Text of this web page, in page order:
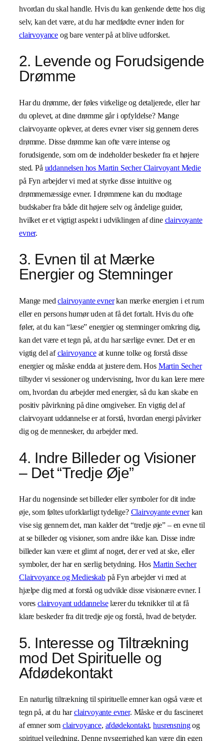
hvordan du skal handle. Hvis du kan genkende dette hos dig
selv, kan det være, at du har medfødte evner inden for
clairvoyance og bare venter på at blive udforsket.
2. Levende og Forudsigende
Drømme
Har du drømme, der føles virkelige og detaljerede, eller har
du oplevet, at dine drømme går i opfyldelse? Mange
clairvoyante oplever, at deres evner viser sig gennem deres
drømme. Disse drømme kan ofte være intense og
forudsigende, som om de indeholder beskeder fra et højere
sted. På uddannelsen hos Martin Secher Clairvoyant Medie
på Fyn arbejder vi med at styrke disse intuitive og
drømmemæssige evner. I drømmene kan du modtage
budskaber fra både dit højere selv og åndelige guider,
hvilket er et vigtigt aspekt i udviklingen af dine clairvoyante
evner.
3. Evnen til at Mærke
Energier og Stemninger
Mange medclairvoyante evnerkan mærke energien i et rum
eller en persons humør uden at få det fortalt. Hvis du ofte
føler, at du kan “læse” energier og stemninger omkring dig,
kan det være et tegn på, at du har særlige evner. Det er en
vigtig del afclairvoyanceat kunne tolke og forstå disse
energier og måske endda at justere dem. Hos Martin Secher
tilbyder vi sessioner og undervisning, hvor du kan lære mere
om, hvordan du arbejder med energier, så du kan skabe en
positiv påvirkning på dine omgivelser. En vigtig del af
clairvoyant uddannelse er at forstå, hvordan energi påvirker
dig og de mennesker, du arbejder med.
4. Indre Billeder og Visioner
– Det “Tredje Øje”
Har du nogensinde set billeder eller symboler for dit indre
øje, som føltes uforklarligt tydelige? Clairvoyante evnerkan
vise sig gennem det, man kalder det “tredje øje” – en evne til
at se billeder og visioner, som andre ikke kan. Disse indre
billeder kan være et glimt af noget, der er ved at ske, eller
symboler, der har en særlig betydning. Hos Martin Secher
Clairvoyance og Medieskabpå Fyn arbejder vi med at
hjælpe dig med at forstå og udvikle disse visionære evner. I
voresclairvoyant uddannelselærer du teknikker til at få
klare beskeder fra dit tredje øje og forstå, hvad de betyder.
5. Interesse og Tiltrækning
mod Det Spirituelle og
Afdødekontakt
En naturlig tiltrækning til spirituelle emner kan også være et
tegn på, at du harclairvoyante evner. Måske er du fascineret
af emner som clairvoyance, afdødekontakt,husrensningog
spirituel vejledning. Denne nysgerrighed kan være din egen